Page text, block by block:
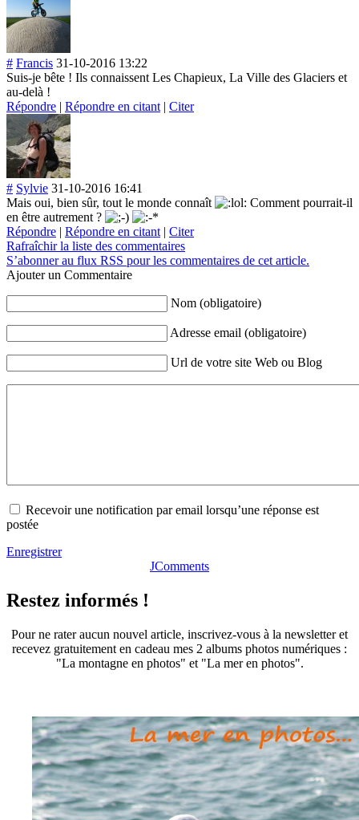
# Francis 31-10-2016 13:22
Suis-je bête ! Ils connaissent Les Chapieux, La Ville des Glaciers et
au-delà !
Répondre | Répondre en citant | Citer
# Sylvie 31-10-2016 16:41
Mais oui, bien sûr, tout le monde connaît
Comment pourrait-il
en être autrement ?
Répondre | Répondre en citant | Citer
Rafraîchir la liste des commentaires
S’abonner au flux RSS pour les commentaires de cet article.
Ajouter un Commentaire
Nom (obligatoire)
Adresse email (obligatoire)
Url de votre site Web ou Blog
Recevoir une notification par email lorsqu’une réponse est
postée
Enregistrer
JComments
Restez informés !
Pour ne rater aucun nouvel article, inscrivez-vous à la newsletter et
recevez gratuitement en cadeau mes 2 albums photos numériques :
"La montagne en photos" et "La mer en photos".